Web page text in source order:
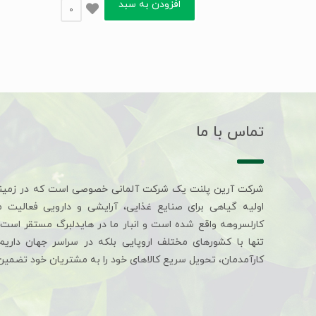
افزودن به سبد 0
تماس با ما
شرکت آرین پلنت یک شرکت آلمانی خصوصی است که در
اولیه گیاهی برای صنایع غذایی، آرایشی و دارویی
کارلسروهه واقع شده است و انبار ما در هایدلبرگ مستقر
تنها با کشورهای مختلف اروپایی بلکه در سراسر جهان
کارآمدمان، تحویل سریع کالاهای خود را به مشتریان خود